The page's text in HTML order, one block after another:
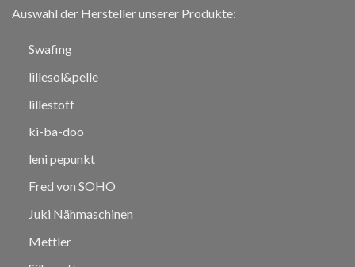
Auswahl der Hersteller unserer Produkte:
Swafing
lillesol&pelle
lillestoff
ki-ba-doo
leni pepunkt
Fred von SOHO
Juki Nähmaschinen
Mettler